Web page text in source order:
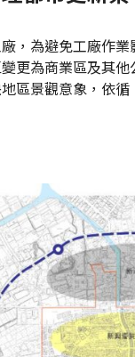
，為避免工廠作
更為商業區及其
區景觀意象，依